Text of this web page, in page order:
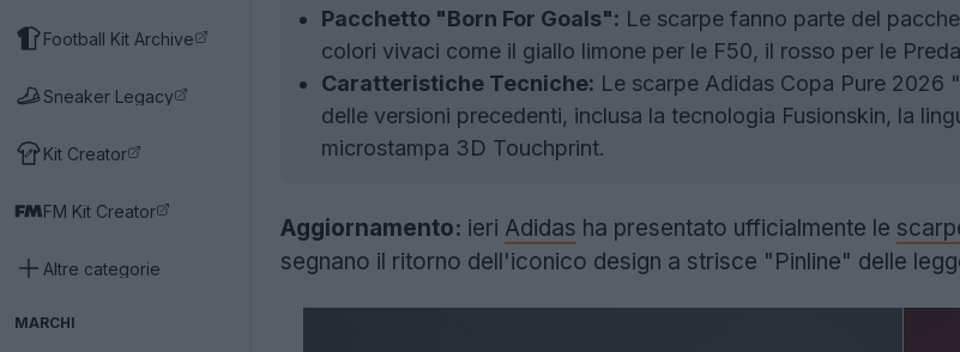
Football Kit Archive
Sneaker Legacy
Kit Creator
FM Kit Creator
Altre categorie
MARCHI
Pacchetto "Born For Goals": Le scarpe fanno parte del
colori vivaci come il giallo limone per le F50, il rosso per le
Caratteristiche Tecniche: Le scarpe Adidas Copa Pure 2026
delle versioni precedenti, inclusa la tecnologia Fusionskin, la
microstampa 3D Touchprint.
Aggiornamento: ieri Adidas ha presentato ufficialmente le
segnano il ritorno dell'iconico design a strisce "Pinline" delle